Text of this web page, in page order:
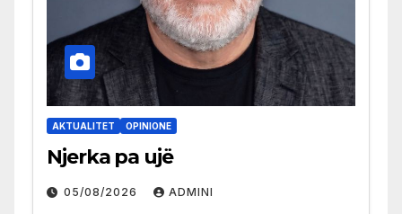
AKTUALITET OPINIONE
Njerka pa ujë
05/08/2026 ADMINI